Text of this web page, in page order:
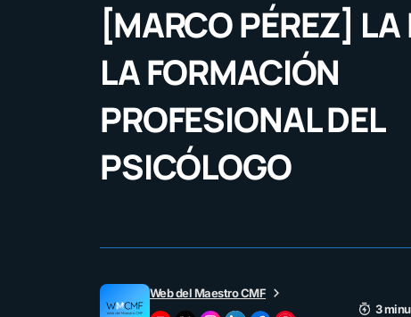
[MARCO PÉREZ] LA
LA FORMACIÓN
PROFESIONAL DEL
PSICÓLOGO
Web del Maestro CMF
3